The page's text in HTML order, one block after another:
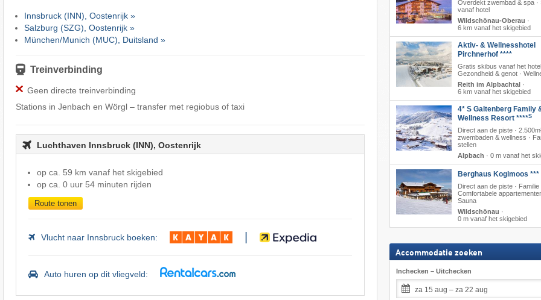
Innsbruck (INN), Oostenrijk »
Salzburg (SZG), Oostenrijk »
München/Munich (MUC), Duitsland »
Treinverbinding
Geen directe treinverbinding
Stations in Jenbach en Wörgl – transfer met regiobus of taxi
Luchthaven Innsbruck (INN), Oostenrijk
op ca. 59 km vanaf het skigebied
op ca. 0 uur 54 minuten rijden
Route tonen
Vlucht naar Innsbruck boeken:
Auto huren op dit vliegveld:
Overdekt zwembad & spa ·
vanaf hotel
Wildschönau-Oberau ·
6 km vanaf het skigebied
Aktiv- & Wellnesshotel
Pirchnerhof ****
Gratis skibus vanaf het hotel
Gezondheid & genot ·
Reith im Alpbachtal·
6 km vanaf het skigebied
4* S Galtenberg Family
Wellness Resort ****S
Direct aan de piste ·
zwembaden & wellness ·
stellen
Alpbach · 0 m vanaf het
Berghaus Koglmoos ***
Direct aan de piste · Familie
Comfortabele
Sauna
Wildschönau ·
0 m vanaf het skigebied
Accommodatie zoeken
Inchecken – Uitchecken
za 15 aug – za 22 aug